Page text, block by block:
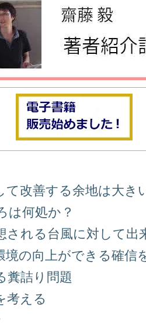
て改善する余地は大き
は何処か？
される台風に対して出
境の向上ができる確信
糞詰り問題
考える